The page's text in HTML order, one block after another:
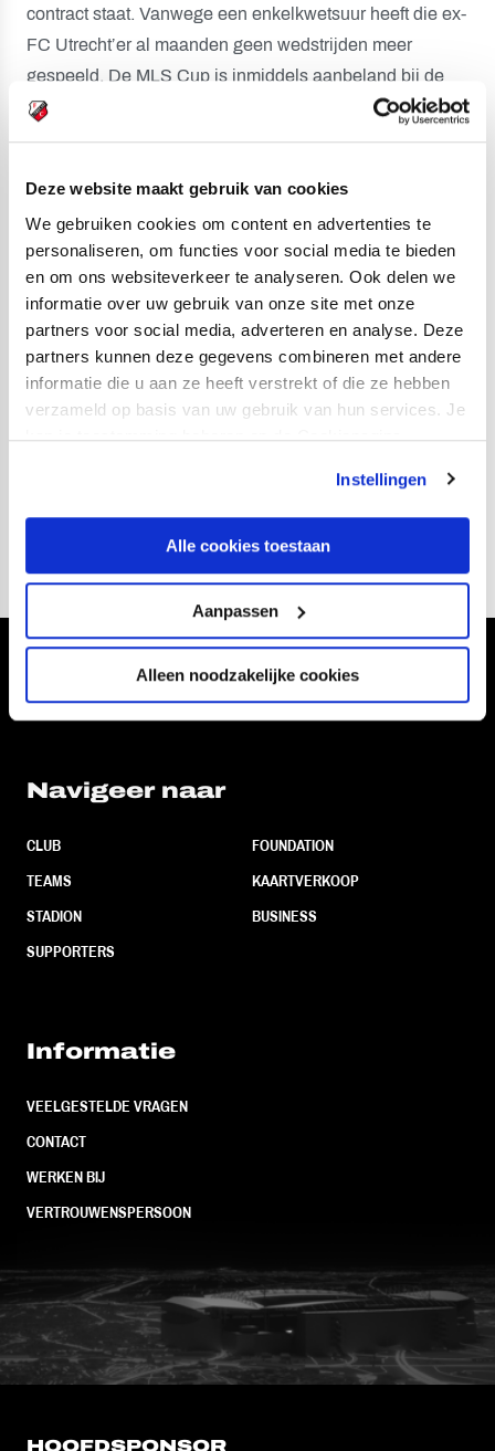
Deze website maakt gebruik van cookies
We gebruiken cookies om content en advertenties te
personaliseren, om functies voor social media te bieden
en om ons websiteverkeer te analyseren. Ook delen we
informatie over uw gebruik van onze site met onze
partners voor social media, adverteren en analyse. Deze
partners kunnen deze gegevens combineren met andere
informatie die u aan ze heeft verstrekt of die ze hebben
verzameld op basis van uw gebruik van hun services. Je
kan je toestemming beheren op de Cookiepagina.
Instellingen
Alle cookies toestaan
Aanpassen
Alleen noodzakelijke cookies
contract staat. Vanwege een enkelkwetsuur heeft die ex-
FC Utrecht’er al maanden geen wedstrijden meer
gespeeld. De MLS Cup is inmiddels aanbeland bij de
kwartfinales, die komend weekend beginnen.
Een ander toernooi dat momenteel in volle gang is, is de
Aziatische Champions League. En ook in die cup kom je
oud-spelers van FC Utrecht tegen. Zo neemt Dave
Bulthuis deel, met zijn Zuid-Koreaanse ploeg Ulsan
Hyundai. En Michael Zullo is van de partij, met Sydney
FC. Dat team heeft een beroerde start gemaakt
trouwens, en met slechts een punt na drie speeldagen
lijkt plaatsing voor de knock-out fase een moeilijk
Volgende week aflevering 111 van deze rubriek!
Volg ons ook via
Navigeer naar
CLUB
TEAMS
STADION
SUPPORTERS
FOUNDATION
KAARTVERKOOP
BUSINESS
Informatie
VEELGESTELDE VRAGEN
CONTACT
WERKEN BIJ
VERTROUWENSPERSOON
FC Utrecht<br>vanuit<br>het
HOOFDSPONSOR